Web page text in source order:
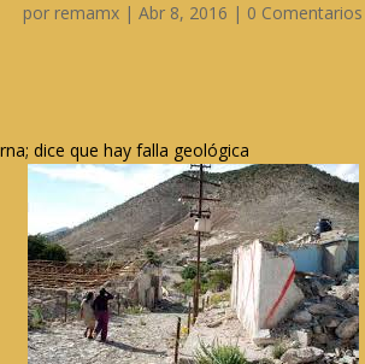
por remamx | Abr 8, 2016 | 0 Comentarios
dice que hay falla geológica